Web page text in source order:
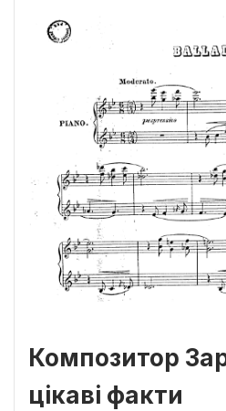
Композитор
цікаві факти